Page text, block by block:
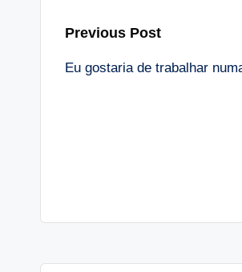
Post
navigation
Previous Post
Eu gostaria de trabalhar